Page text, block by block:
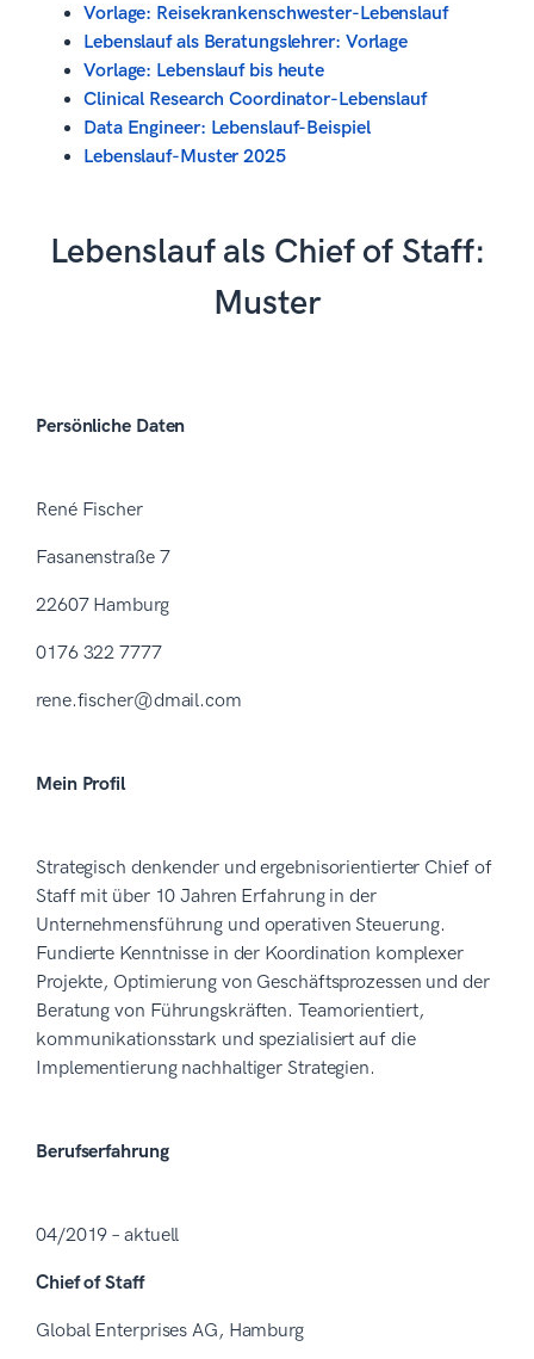
Vorlage: Reisekrankenschwester-Lebenslauf
Lebenslauf als Beratungslehrer: Vorlage
Vorlage: Lebenslauf bis heute
Clinical Research Coordinator-Lebenslauf
Data Engineer: Lebenslauf-Beispiel
Lebenslauf-Muster 2025
Lebenslauf als Chief of Staff:
Muster
Persönliche Daten
René Fischer
Fasanenstraße 7
22607 Hamburg
0176 322 7777
rene.fischer@dmail.com
Mein Profil
Strategisch denkender und ergebnisorientierter Chief of
Staff mit über 10 Jahren Erfahrung in der
Unternehmensführung und operativen Steuerung.
Fundierte Kenntnisse in der Koordination komplexer
Projekte, Optimierung von Geschäftsprozessen und der
Beratung von Führungskräften. Teamorientiert,
kommunikationsstark und spezialisiert auf die
Implementierung nachhaltiger Strategien.
Berufserfahrung
04/2019 – aktuell
Chief of Staff
Global Enterprises AG, Hamburg